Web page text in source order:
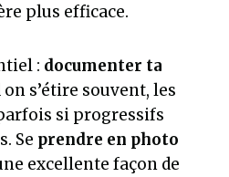
plus efficace.
: documenter ta
on s’étire souvent, les
si progressifs
Se prendre en photo
excellente façon de